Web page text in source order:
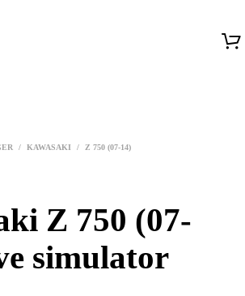
/ KAWASAKI / Z 750 (07-14)
Z 750 (07-
simulator